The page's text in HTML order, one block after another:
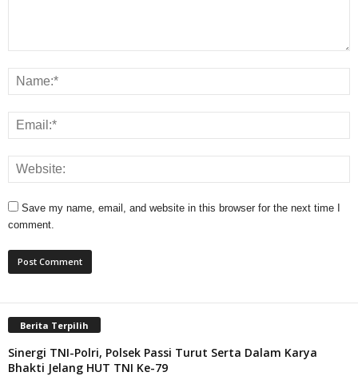
Save my name, email, and website in this browser for the next time I
comment.
Berita Terpilih
Sinergi TNI-Polri, Polsek Passi Turut Serta Dalam Karya
Bhakti Jelang HUT TNI Ke-79